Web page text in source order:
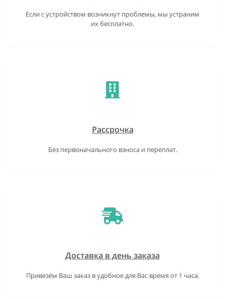
Если с устройством возникнут проблемы, мы устраним
их бесплатно.
Рассрочка
Без первоначального взноса и переплат.
Доставка в день заказа
Привезём Ваш заказ в удобное для Вас время от 1 часа.